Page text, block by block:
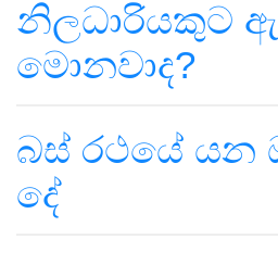
නිලධාරියකුට
මොනවාද?
බස් රථයේ යන
දේ